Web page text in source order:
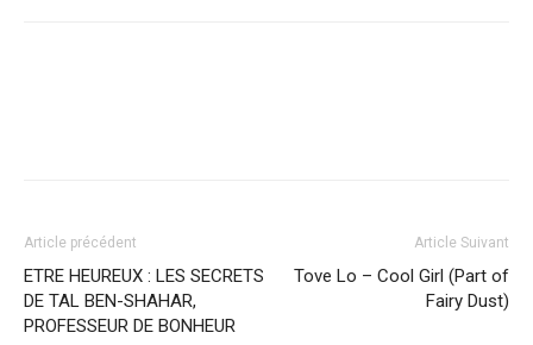
Article précédent
ETRE HEUREUX : LES SECRETS
DE TAL BEN-SHAHAR,
PROFESSEUR DE BONHEUR
Article Suivant
Tove Lo – Cool Girl (Part of
Fairy Dust)